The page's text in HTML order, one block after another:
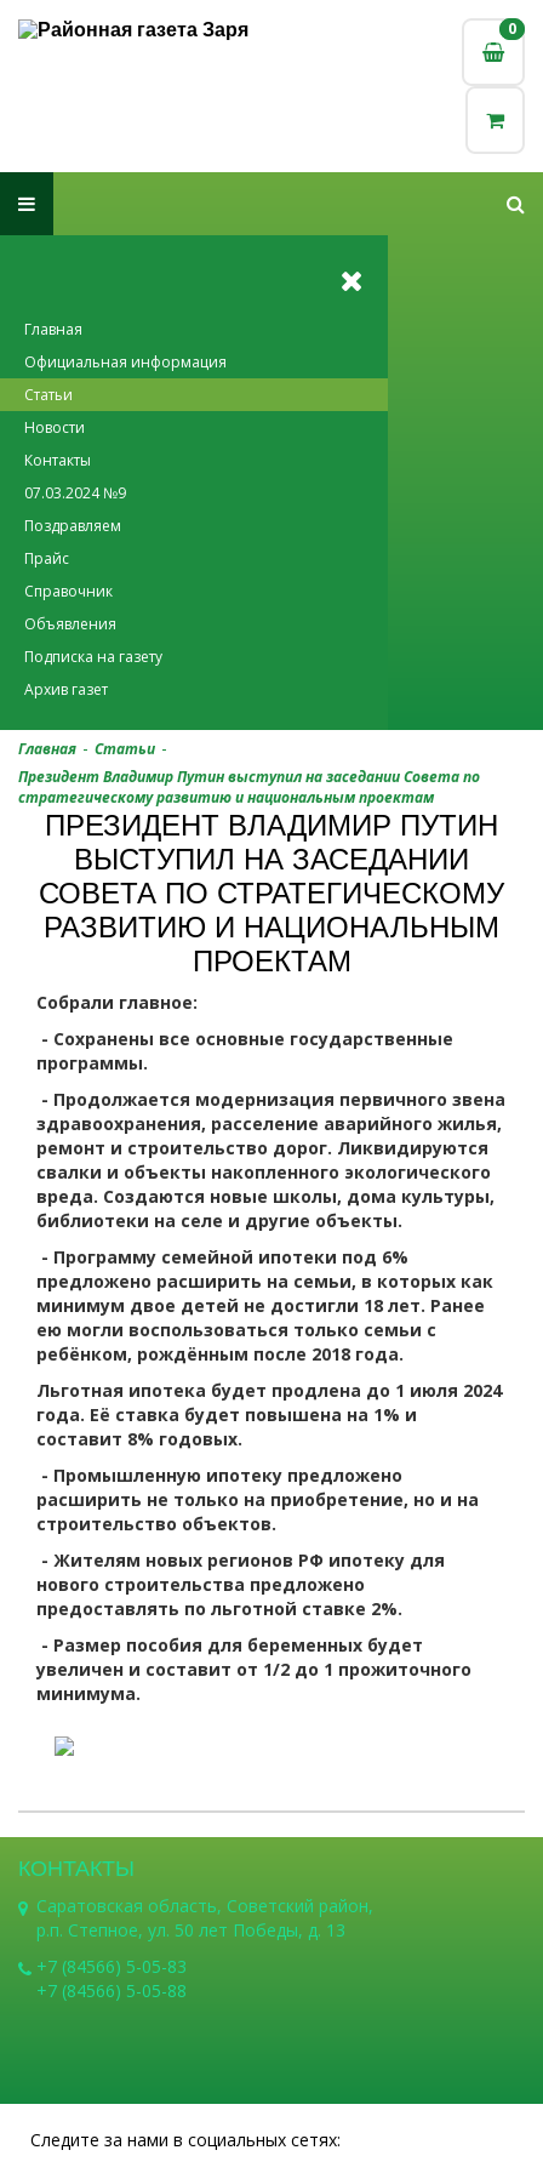
0
0
Главная
Официальная информация
Статьи
Новости
Контакты
07.03.2024 №9
Поздравляем
Прайс
Справочник
Объявления
Подписка на газету
Архив газет
Главная - Статьи -
Президент Владимир Путин выступил на заседании Совета по
стратегическому развитию и национальным проектам
ПРЕЗИДЕНТ ВЛАДИМИР ПУТИН
ВЫСТУПИЛ НА ЗАСЕДАНИИ
СОВЕТА ПО СТРАТЕГИЧЕСКОМУ
РАЗВИТИЮ И НАЦИОНАЛЬНЫМ
ПРОЕКТАМ
Собрали главное:
- Сохранены все основные государственные
программы.
- Продолжается модернизация первичного звена
здравоохранения, расселение аварийного жилья,
ремонт и строительство дорог. Ликвидируются
свалки и объекты накопленного экологического
вреда. Создаются новые школы, дома культуры,
библиотеки на селе и другие объекты.
- Программу семейной ипотеки под 6%
предложено расширить на семьи, в которых как
минимум двое детей не достигли 18 лет. Ранее
ею могли воспользоваться только семьи с
ребёнком, рождённым после 2018 года.
Льготная ипотека будет продлена до 1 июля 2024
года. Её ставка будет повышена на 1% и
составит 8% годовых.
- Промышленную ипотеку предложено
расширить не только на приобретение, но и на
строительство объектов.
- Жителям новых регионов РФ ипотеку для
нового строительства предложено
предоставлять по льготной ставке 2%.
- Размер пособия для беременных будет
увеличен и составит от 1/2 до 1 прожиточного
минимума.
КОНТАКТЫ
Саратовская область, Советский район,
р.п. Степное, ул. 50 лет Победы, д. 13
+7 (84566) 5-05-83
+7 (84566) 5-05-88
Следите за нами в социальных сетях: